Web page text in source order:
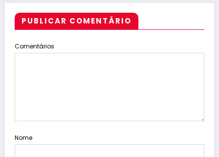
PUBLICAR COMENTÁRIO
Comentários
Nome